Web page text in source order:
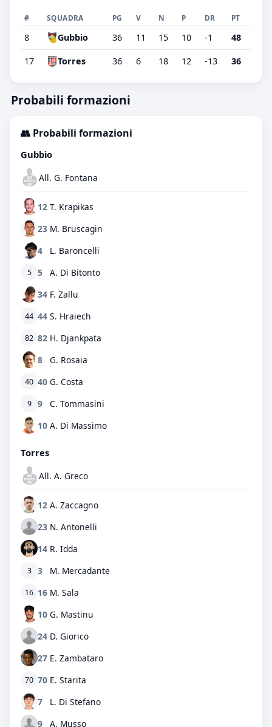
# SQUADRA PG V N P DR PT
8 Gubbio 36 11 15 10 -1 48
17 Torres 36 6 18 12 -13 36
Probabili formazioni
👥 Probabili formazioni
Gubbio
All. G. Fontana
12 T. Krapikas
23 M. Bruscagin
4
L. Baroncelli
5 5
A. Di Bitonto
34 F. Zallu
44 44 S. Hraiech
82 82 H. Djankpata
8
G. Rosaia
40 40 G. Costa
9 9
C. Tommasini
10 A. Di Massimo
Torres
All. A. Greco
12 A. Zaccagno
23 N. Antonelli
14 R. Idda
3 3 M. Mercadante
16 16 M. Sala
10 G. Mastinu
24 D. Giorico
27 E. Zambataro
70 70 E. Starita
7
L. Di Stefano
9
A. Musso